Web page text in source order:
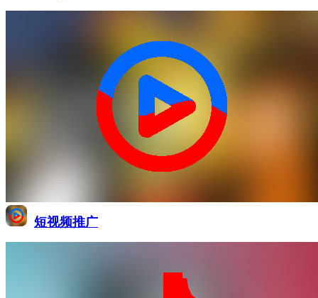
短视频推广